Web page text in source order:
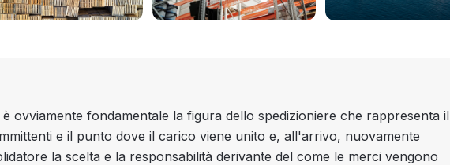
ovviamente fondamentale la figura dello spedizioniere che rappresenta il
e il punto dove il carico viene unito e, all'arrivo, nuovamente
la scelta e la responsabilità derivante del come le merci vengono